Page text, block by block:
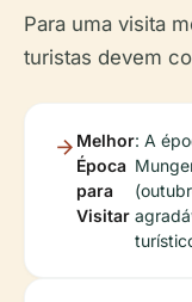
Para uma visita
turistas devem
Melhor
Época
para
Visitar
: A